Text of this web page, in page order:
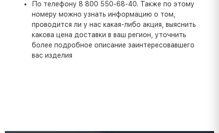
По телефону 8 800 550-68-40. Также по этому
номеру можно узнать информацию о том,
проводится ли у нас какая-либо акция, выяснить
какова цена доставки в ваш регион, уточнить
более подробное описание заинтересовавшего
вас изделия